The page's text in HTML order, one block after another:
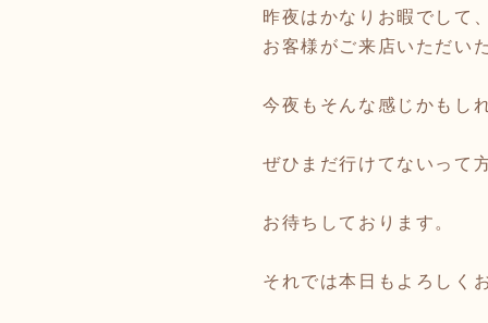
昨夜はかなりお暇でして
お客様がご来店いただい
今夜もそんな感じかもし
ぜひまだ行けてないって
お待ちしております。
それでは本日もよろしく